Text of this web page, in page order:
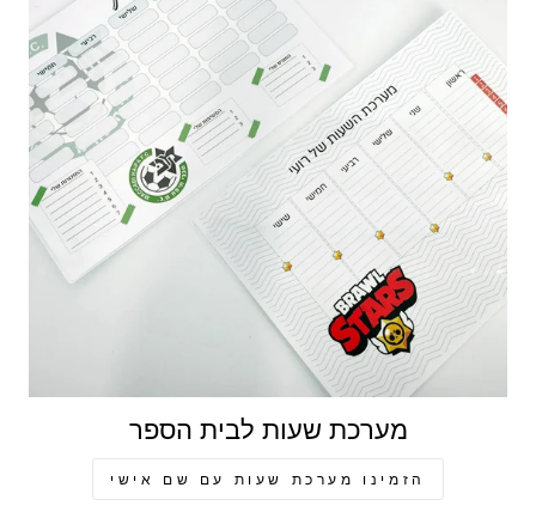
מערכת שעות לבית הספר
הזמינו מערכת שעות עם שם אישי